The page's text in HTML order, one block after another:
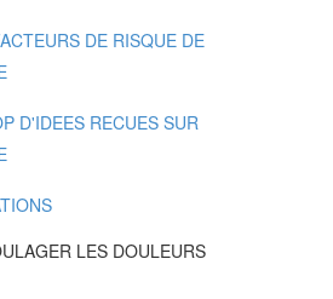
DE RISQUE DE
D'IDEES RECUES SUR
LES DOULEURS